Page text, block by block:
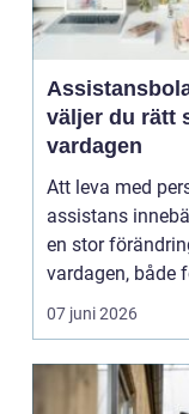
Assistansbolag
väljer du rätt
vardagen
Att leva med
assistans
en stor
vardagen, både
som får as...
07 juni 2026